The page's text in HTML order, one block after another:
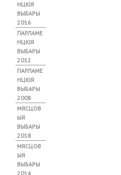
НЦКІЯ
ВЫБАРЫ
2016
ПАРЛАМЕ
НЦКІЯ
ВЫБАРЫ
2012
ПАРЛАМЕ
НЦКІЯ
ВЫБАРЫ
2008
МЯСЦОВ
ЫЯ
ВЫБАРЫ
2018
МЯСЦОВ
ЫЯ
ВЫБАРЫ
2014